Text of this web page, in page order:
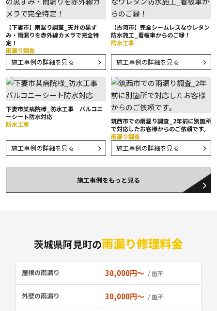
【下妻市】雨漏り調査_天井の黒ず
み・雨漏りを赤外線カメラで完全特
定！
雨漏り調査
施工事例の詳細を見る
【古河市】完全シームレスなウレタン
防水施工_看板車からのご縁！
防水工事
施工事例の詳細を見る
下妻市某病院様_防水工事 バルコニ
ーシート防水対応
防水工事
施工事例の詳細を見る
筑西市での雨漏り調査_2年前に別箇所
で対応したお客様からのご依頼です。
雨漏り調査
施工事例の詳細を見る
施工事例をもっと見る
茨城県阿見町の雨漏り修理料金
屋根の雨漏り 30,000円〜 / 箇所
外壁の雨漏り 30,000円〜 / 箇所